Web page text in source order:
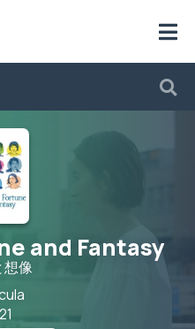
and Fantasy
想像